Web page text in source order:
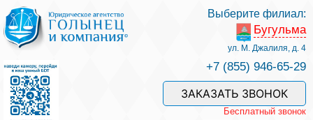
Услуги и наши специалисты
Оплата услуг
Выберите филиал:
Бугульма
ул. М. Джалиля, д. 4
+7 (855) 946-65-29
ЗАКАЗАТЬ ЗВОНОК
Бесплатный звонок